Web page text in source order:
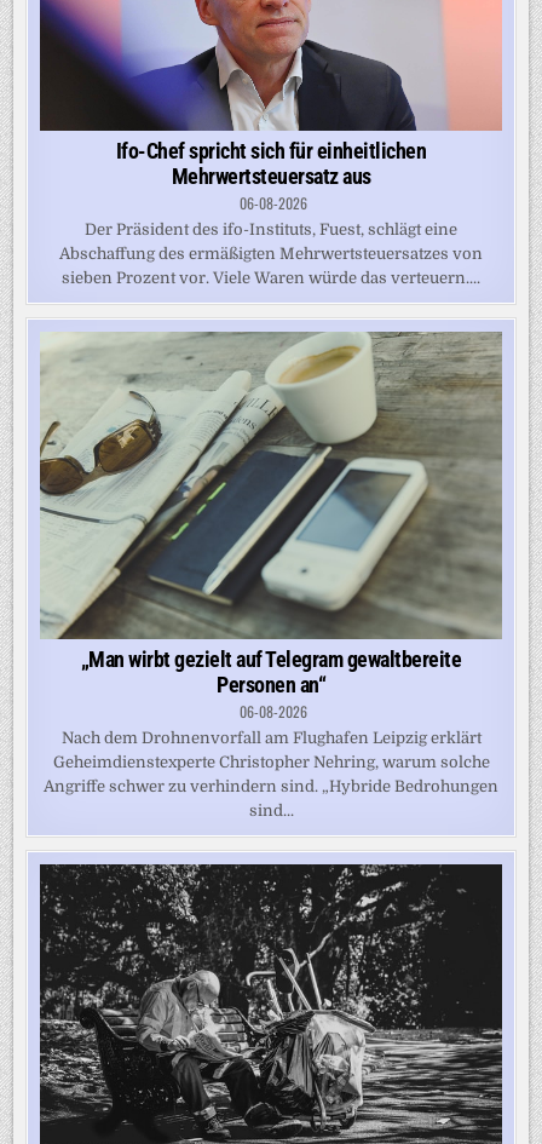
Ifo-Chef spricht sich für einheitlichen
Mehrwertsteuersatz aus
06-08-2026
Der Präsident des ifo-Instituts, Fuest, schlägt eine
Abschaffung des ermäßigten Mehrwertsteuersatzes von
sieben Prozent vor. Viele Waren würde das verteuern....
„Man wirbt gezielt auf Telegram gewaltbereite
Personen an“
06-08-2026
Nach dem Drohnenvorfall am Flughafen Leipzig erklärt
Geheimdienstexperte Christopher Nehring, warum solche
Angriffe schwer zu verhindern sind. „Hybride Bedrohungen
sind...